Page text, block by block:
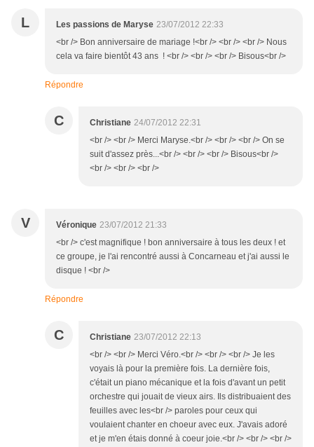
L Les passions de Maryse 23/07/2012 22:33
<br /> Bon anniversaire de mariage !<br /> <br /> <br /> Nous
cela va faire bientôt 43 ans ! <br /> <br /> <br /> Bisous<br />
Répondre
C Christiane 24/07/2012 22:31
<br /> <br /> Merci Maryse.<br /> <br /> <br /> On se
suit d'assez près...<br /> <br /> <br /> Bisous<br />
<br /> <br /> <br />
V Véronique 23/07/2012 21:33
<br /> c'est magnifique ! bon anniversaire à tous les deux ! et
ce groupe, je l'ai rencontré aussi à Concarneau et j'ai aussi le
disque ! <br />
Répondre
C Christiane 23/07/2012 22:13
<br /> <br /> Merci Véro.<br /> <br /> <br /> Je les
voyais là pour la première fois. La dernière fois,
c'était un piano mécanique et la fois d'avant un petit
orchestre qui jouait de vieux airs. Ils distribuaient des
feuilles avec les<br /> paroles pour ceux qui
voulaient chanter en choeur avec eux. J'avais adoré
et je m'en étais donné à coeur joie.<br /> <br /> <br />